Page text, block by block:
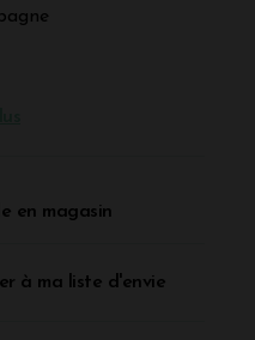
en magasin
à ma liste d'envie